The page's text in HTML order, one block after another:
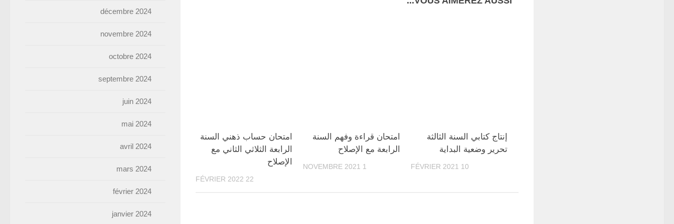
امتحان حساب ذهني السنة
الرابعة الثلاثي الثاني مع
الإصلاح
22 FÉVRIER 2022
امتحان قراءة وفهم السنة
الرابعة مع الإصلاح
1 NOVEMBRE 2021
إنتاج كتابي السنة الثالثة
تحرير وضعية البداية
10 FÉVRIER 2021
décembre 2024
novembre 2024
octobre 2024
septembre 2024
juin 2024
mai 2024
avril 2024
mars 2024
février 2024
janvier 2024